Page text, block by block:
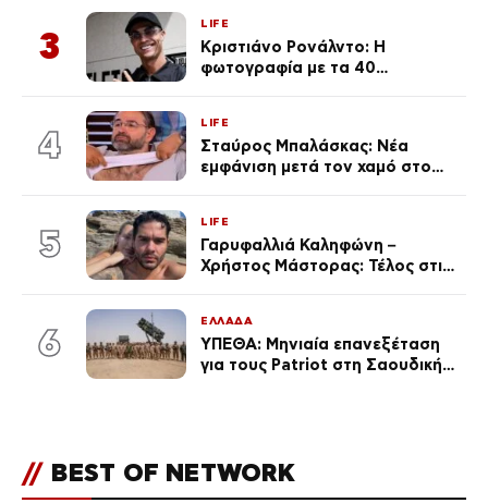
3
LIFE
Κριστιάνο Ρονάλντο: Η
φωτογραφία με τα 40
εκ. likes
4
LIFE
Σταύρος Μπαλάσκας: Νέα
εμφάνιση μετά τον χαμό στο
5
LIFE
Γαρυφαλλιά Καληφώνη –
Χρήστος Μάστορας: Τέλος στις
6
ΕΛΛΑΔΑ
ΥΠΕΘΑ: Μηνιαία επανεξέταση
για τους Patriot στη Σαουδική
// BEST OF NETWORK